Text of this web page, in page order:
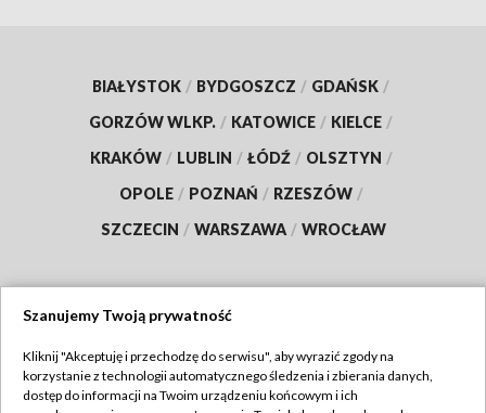
BIAŁYSTOK / BYDGOSZCZ / GDAŃSK /
GORZÓW WLKP. / KATOWICE / KIELCE /
KRAKÓW / LUBLIN / ŁÓDŹ / OLSZTYN /
OPOLE / POZNAŃ / RZESZÓW /
SZCZECIN / WARSZAWA / WROCŁAW
TVP
Szanujemy Twoją prywatność
Kliknij "Akceptuję i przechodzę do serwisu", aby wyrazić zgody na
korzystanie z technologii automatycznego śledzenia i zbierania danych,
dostęp do informacji na Twoim urządzeniu końcowym i ich